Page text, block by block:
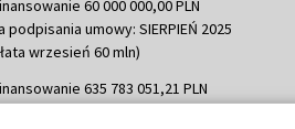
60 000 000,00 PLN
podpisania umowy: SIERPIEŃ 2025
wrzesień 60 mln)
635 783 051,21 PLN